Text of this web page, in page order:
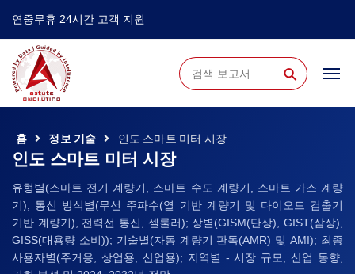
연중무휴 24시간 고객 지원
⚲
홈 정보 기술 인도 스마트 미터 시장
인도 스마트 미터 시장
유형별(스마트 전기 계량기, 스마트 수도 계량기, 스마트 가스 계량
기); 통신 방식별(무선 주파수(열 기반 계량기 및 다이오드 검출기
기반 계량기), 전력선 통신, 셀룰러); 상별(GISM(단상), GIST(삼상),
GISS(대용량 소비)); 기술별(자동 계량기 판독(AMR) 및 AMI); 최종
사용자별(주거용, 상업용, 산업용); 지역별 - 시장 규모, 산업 동향,